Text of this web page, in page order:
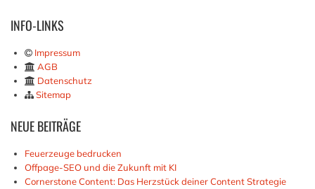
INFO-LINKS
Impressum
AGB
Datenschutz
Sitemap
NEUEBEITRÄGE
Feuerzeuge bedrucken
Offpage-SEO und die Zukunft mit KI
Cornerstone Content: Das Herzstück deiner Content Strategie